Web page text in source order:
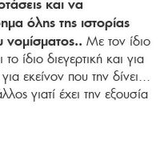
και να
όλης της ιστορίας
νομίσματος.. Με τον ίδιο
ίδιο διεγερτική και για
εκείνον που την δίνει...
γιατί έχει την εξουσία